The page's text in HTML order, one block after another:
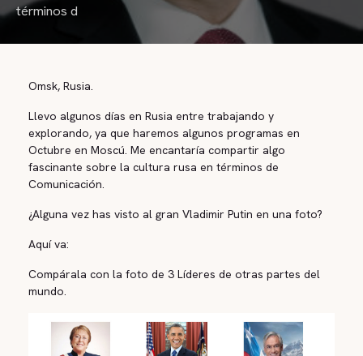
términos d
Omsk, Rusia.
Llevo algunos días en Rusia entre trabajando y
explorando, ya que haremos algunos programas en
Octubre en Moscú. Me encantaría compartir algo
fascinante sobre la cultura rusa en términos de
Comunicación.
¿Alguna vez has visto al gran Vladimir Putin en una foto?
Aquí va:
Compárala con la foto de 3 Líderes de otras partes del
mundo.